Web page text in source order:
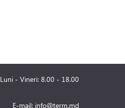
Luni - Vineri: 8.00 - 18.00
E-mail: info@term.md